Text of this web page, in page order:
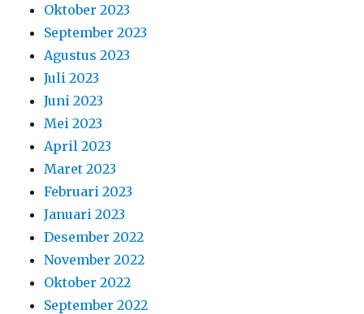
Oktober 2023
September 2023
Agustus 2023
Juli 2023
Juni 2023
Mei 2023
April 2023
Maret 2023
Februari 2023
Januari 2023
Desember 2022
November 2022
Oktober 2022
September 2022